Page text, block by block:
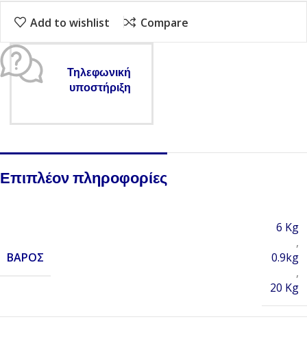
Add to wishlist Compare
Τηλεφωνική
υποστήριξη
Επιπλέον πληροφορίες
ΒΆΡΟΣ
6 Kg
,
0.9kg
,
20 Kg